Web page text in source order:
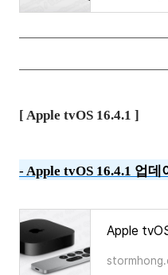
[ Apple tvOS 16.4.1 ]
- Apple tvOS 16.4.1 업